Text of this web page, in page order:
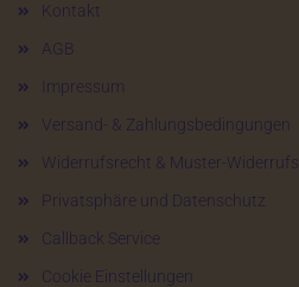
Kontakt
AGB
Impressum
Versand- & Zahlungsbedingungen
Widerrufsrecht & Muster-
Privatsphäre und Datenschutz
Callback Service
Cookie Einstellungen